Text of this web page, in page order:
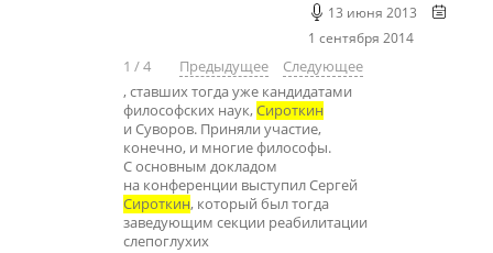
13 июня 2013
1 сентября 2014
1 /4 Предыдущее
Следующее
, ставших тогда уже кандидатами
философских наук,Сироткин
и Суворов. Приняли участие,
конечно, и многие философы.
С основным докладом
на конференции выступил Сергей
Сироткин, который был тогда
заведующим секции реабилитации
слепоглухих